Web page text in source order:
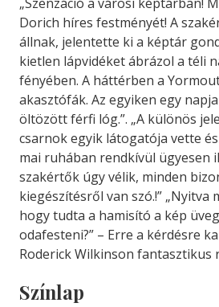
Dorich híres festményét! A
állnak, jelentette ki a képtár
kietlen lápvidéket ábrázol a téli
fényében. A háttérben a
akasztófák. Az egyiken egy
öltözött férfi lóg.”. „A különös
csarnok egyik látogatója vette
mai ruhában rendkívül ügyesen
szakértők úgy vélik, minden
kiegészítésről van szó.!” „Nyitva
hogy tudta a hamisító a kép
odafesteni?” – Erre a kérdésre
Roderick Wilkinson fantasztikus
Színlap